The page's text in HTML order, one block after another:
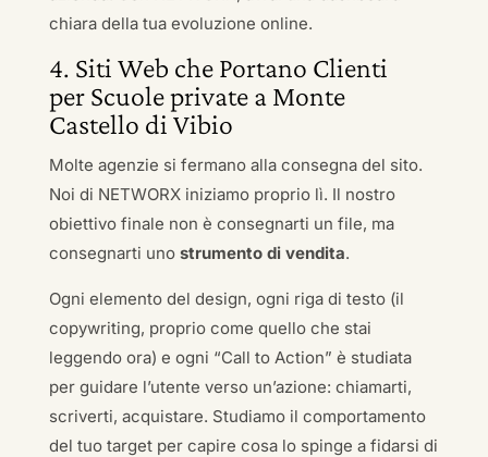
chiara della tua evoluzione online.
4. Siti Web che Portano Clienti
per Scuole private a Monte
Castello di Vibio
Molte agenzie si fermano alla consegna del sito.
Noi di NETWORX iniziamo proprio lì. Il nostro
obiettivo finale non è consegnarti un file, ma
consegnarti uno strumento di vendita.
Ogni elemento del design, ogni riga di testo (il
copywriting, proprio come quello che stai
leggendo ora) e ogni “Call to Action” è studiata
per guidare l’utente verso un’azione: chiamarti,
scriverti, acquistare. Studiamo il comportamento
del tuo target per capire cosa lo spinge a fidarsi di